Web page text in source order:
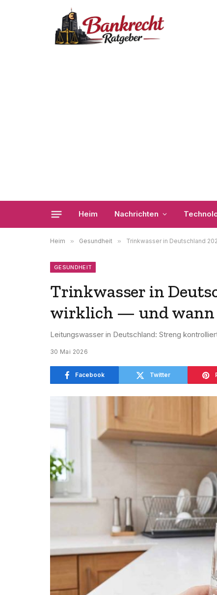
Heim Nachrichten
Heim » Gesundheit » Trinkwasser in Deutschland
GESUNDHEIT
Trinkwasser in
wirklich — und wann
Leitungswasser in Deutschland: Streng
30 Mai 2026
Facebook Twitter